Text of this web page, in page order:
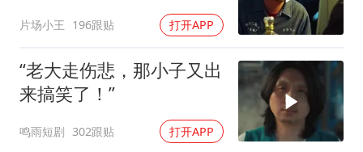
片场小王 196跟贴 打开APP
“老大走伤悲，那小子又出
来搞笑了！”
鸣雨短剧 302跟贴 打开APP